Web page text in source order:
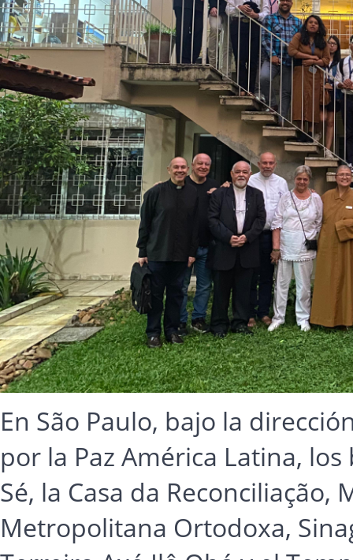
En São Paulo, bajo la
por la Paz América Latina,
Sé, la Casa da
Metropolitana Ortodoxa,